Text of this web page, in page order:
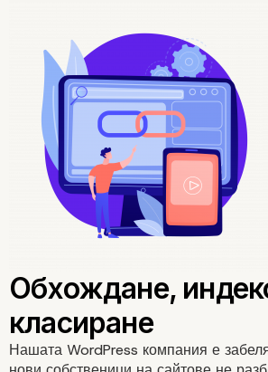
NoFollow
Нашата WordPress компания е